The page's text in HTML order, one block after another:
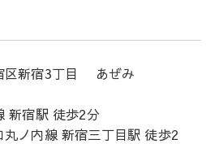
区新宿3丁目 あぜみ
新宿駅 徒歩2分
丸ノ内線 新宿三丁目駅 徒歩2